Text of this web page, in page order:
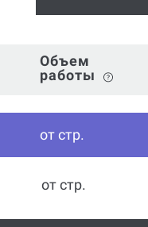
Объем
работы
от стр.
от стр.